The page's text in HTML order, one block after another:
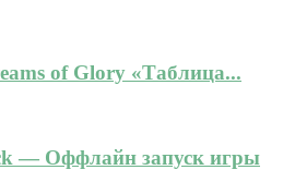
of Glory «Таблица...
— Оффлайн запуск игры